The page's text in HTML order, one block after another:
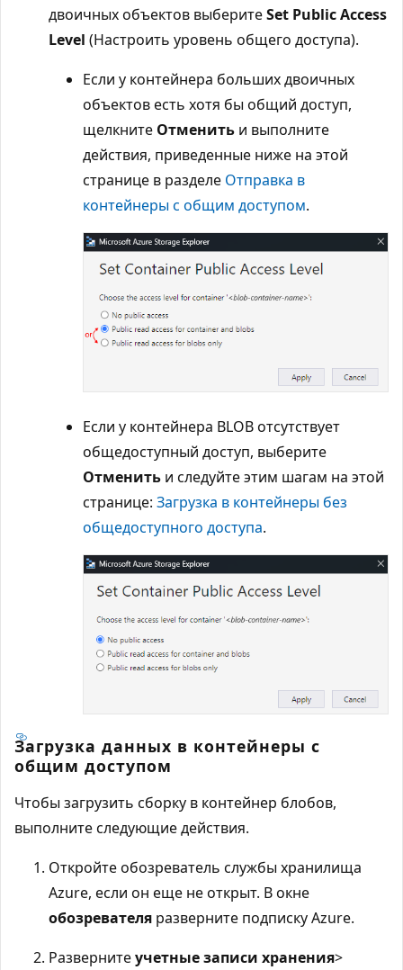
двоичных объектов выберитеSet Public Access
Level (Настроить уровень общего доступа).
Если у контейнера больших двоичных
объектов есть хотя бы общий доступ,
щелкните Отменить и выполните
действия, приведенные ниже на этой
странице в разделе Отправка в
контейнеры с общим доступом.
Если у контейнера BLOB отсутствует
общедоступный доступ, выберите
Отменить и следуйте этим шагам на этой
странице: Загрузка в контейнеры без
общедоступного доступа.
Загрузка данных в контейнеры с
общим доступом
Чтобы загрузить сборку в контейнер блобов,
выполните следующие действия.
Откройте обозреватель службы хранилища
Azure, если он еще не открыт. В окне
обозревателя разверните подписку Azure.
Развернитеучетные записи хранения>